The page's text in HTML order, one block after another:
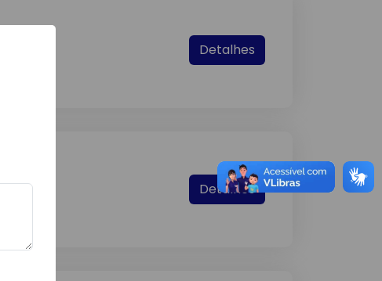
Detalhes
Detalhes